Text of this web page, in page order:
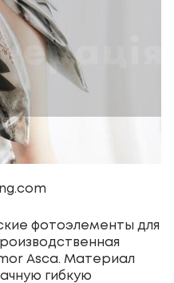
фотоэлементы для
Asca. Материал
гибкую